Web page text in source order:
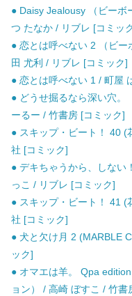
● Daisy Jealousy （ビーボ
つ たなか / リブレ [コミッ
● 恋とは呼べない 2 （ビ
田 尤利 / リブレ [コミック]
● 恋とは呼べない 1 / 町屋
● どうせ掘るなら深い穴。
ーるー / 竹書房 [コミック]
● スキップ・ビート！ 40 (
社 [コミック]
● デキちゃうから、しない
っこ / リブレ [コミック]
● スキップ・ビート！ 41 (
社 [コミック]
● 犬と欠け月 2 (MARBLE
ック]
● オマエは羊。 Qpa
ョン） / 高崎 ぼすこ / 竹書